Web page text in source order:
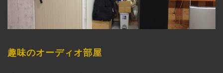
趣味のオーディオ部屋